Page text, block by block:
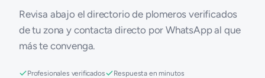
Revisa abajo el directorio de plomeros verificados
de tu zona y contacta directo por WhatsApp al que
más te convenga.
Profesionales verificados
Respuesta en minutos